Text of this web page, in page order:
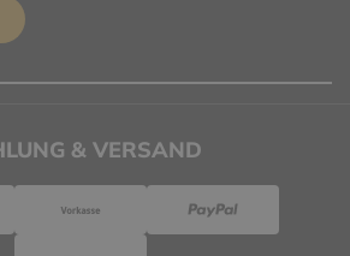
& VERSAND